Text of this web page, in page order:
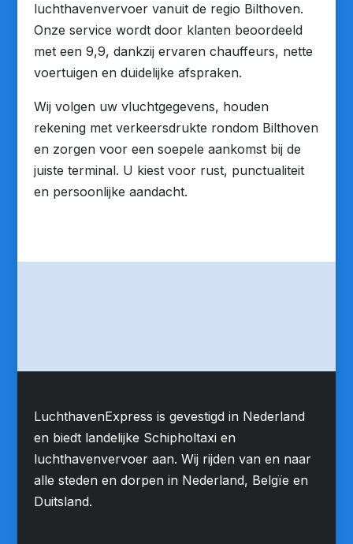
luchthavenvervoer vanuit de regio Bilthoven.
Onze service wordt door klanten beoordeeld
met een 9,9, dankzij ervaren chauffeurs, nette
voertuigen en duidelijke afspraken.
Wij volgen uw vluchtgegevens, houden
rekening met verkeersdrukte rondom Bilthoven
en zorgen voor een soepele aankomst bij de
juiste terminal. U kiest voor rust, punctualiteit
en persoonlijke aandacht.
LuchthavenExpress is gevestigd in Nederland
en biedt landelijke Schipholtaxi en
luchthavenvervoer aan. Wij rijden van en naar
alle steden en dorpen in Nederland, Belgïe en
Duitsland.